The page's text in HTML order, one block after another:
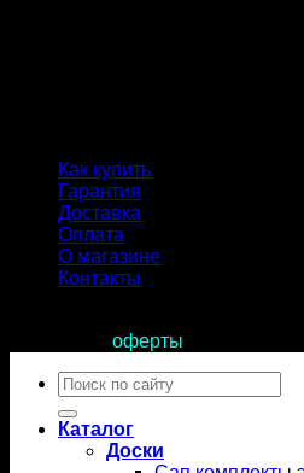
Как купить
Гарантия
Доставка
Оплата
О магазине
Контакты
оферты
Искать:
Каталог
Доски